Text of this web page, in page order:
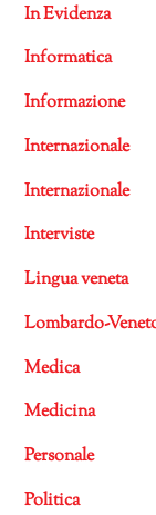
In Evidenza
Informatica
Informazione
Internazionale
Internazionale
Interviste
Lingua veneta
Lombardo-
Medica
Medicina
Personale
Politica